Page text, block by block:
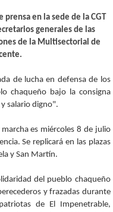
en la sede de la CGT
generales de las
de la Multisectorial de
de lucha en defensa de los
chaqueño bajo la consigna
salario digno".
es miércoles 8 de julio
Se replicará en las plazas
y San Martín.
del pueblo chaqueño
y frazadas durante
de El Impenetrable,